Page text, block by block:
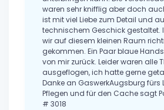
waren sehr knifflig aber doch
ist mit viel Liebe zum Detail und
technischem Geschick gestaltet.
wir auf diesem kleinen Raum
gekommen. Ein Paar blaue
von mir zurück. Leider waren alle
ausgeflogen, ich hatte gerne
Danke an GaswerkAugsburg fürs
Pflegen und für den Cache sagt
# 3018